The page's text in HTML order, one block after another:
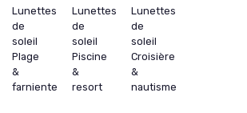
Lunettes
de
soleil
Plage
&
farniente
Lunettes
de
soleil
Piscine
&
resort
Lunettes
de
soleil
Croisière
&
nautisme